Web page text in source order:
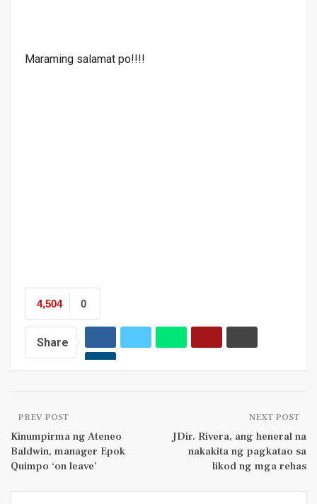
Maraming salamat po!!!!
0
4,504
Share
PREV POST
Kinumpirma ng Ateneo
Baldwin, manager Epok
Quimpo ‘on leave’
NEXT POST
JDir. Rivera, ang heneral na
nakakita ng pagkatao sa
likod ng mga rehas